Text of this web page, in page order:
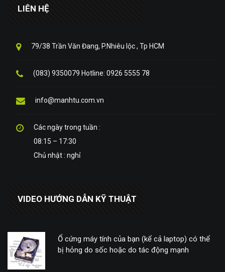
LIÊN HỆ
79/38 Trần Văn Đang, P.Nhiêu lộc , Tp HCM
(083) 9350079 Hotline: 0926 5555 78
info@manhtu.com.vn
Các ngày trong tuần :
08:15 – 17:30
Chủ nhật : nghỉ
VIDEO HƯỚNG DẪN KỸ THUẬT
Ổ cứng máy tính của bạn (kể cả laptop) có thể
bị hỏng do sốc hoặc do tác động mạnh